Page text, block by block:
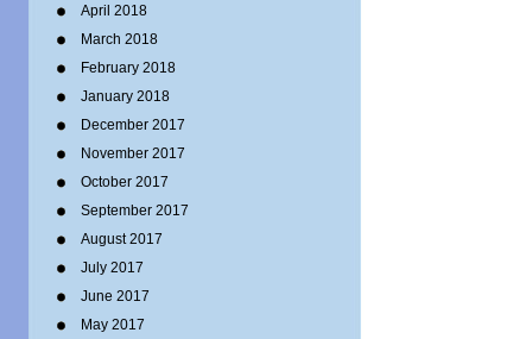
April 2018
March 2018
February 2018
January 2018
December 2017
November 2017
October 2017
September 2017
August 2017
July 2017
June 2017
May 2017